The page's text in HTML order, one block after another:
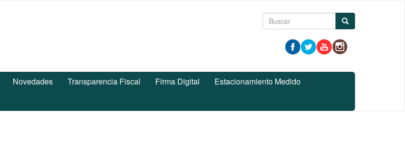
Formulario
búsqueda
Novedades Transparencia Fiscal Firma Digital
Estacionamiento Medido